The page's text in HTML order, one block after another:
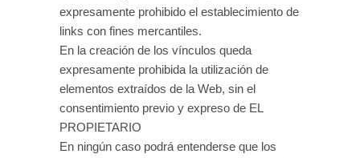
expresamente prohibido el establecimiento de
links con fines mercantiles.
En la creación de los vínculos queda
expresamente prohibida la utilización de
elementos extraídos de la Web, sin el
consentimiento previo y expreso de EL
PROPIETARIO
En ningún caso podrá entenderse que los